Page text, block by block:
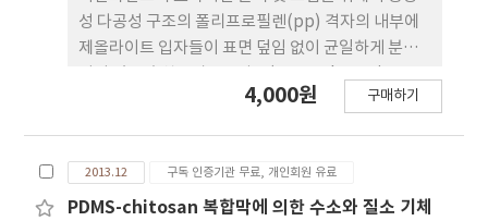
성 다공성 구조의 폴리프로필렌(pp) 격자의 내부에
제올라이트 입자들이 표면 덮임 없이 균일하게 분포
permeation hollow fiber membrane)을 개발하
모두가 APM을 투과하면서 이산화탄소는 APM 내 분
포되어 있는 흡착제에 흡착되고 질소는 투과하여 배
4,000원 구매하기
2013.12 구독 인증기관 무료, 개인회원 유료
PDMS-chitosan 복합막에 의한 수소와 질소 기체